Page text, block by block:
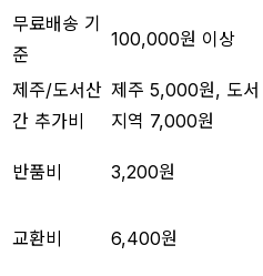
무료배송 기
준
100,000원 이상
제주/도서산
간 추가비
제주 5,000원, 도서
지역 7,000원
반품비 3,200원
교환비 6,400원